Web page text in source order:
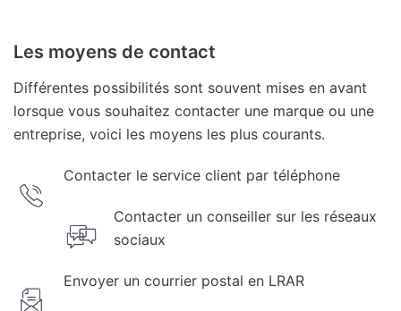
Les moyens de contact
Différentes possibilités sont souvent mises en avant
lorsque vous souhaitez contacter une marque ou une
entreprise, voici les moyens les plus courants.
Contacter le service client par téléphone
Contacter un conseiller sur les réseaux
sociaux
Envoyer un courrier postal en LRAR